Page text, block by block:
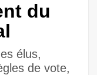
du
élus,
de vote,